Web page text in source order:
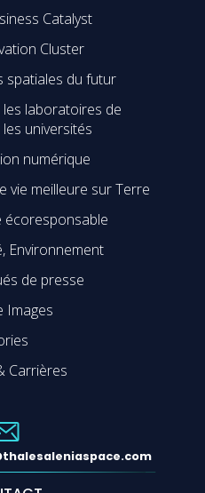
Catalyst
Cluster
spatiales du futur
laboratoires de
universités
numérique
vie meilleure sur Terre
écoresponsable
Environnement
de presse
Images
Carrières